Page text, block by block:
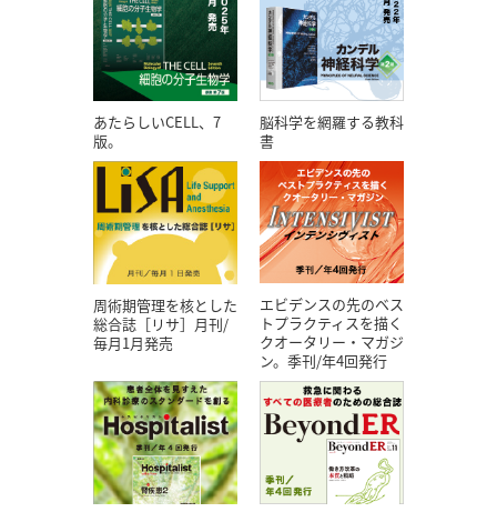
あたらしいCELL、7
版。
脳科学を網羅する教科
書
周術期管理を核とした
総合誌［リサ］月刊/
毎月1月発売
エビデンスの先のベス
トプラクティスを描く
クオータリー・マガジ
ン。季刊/年4回発行